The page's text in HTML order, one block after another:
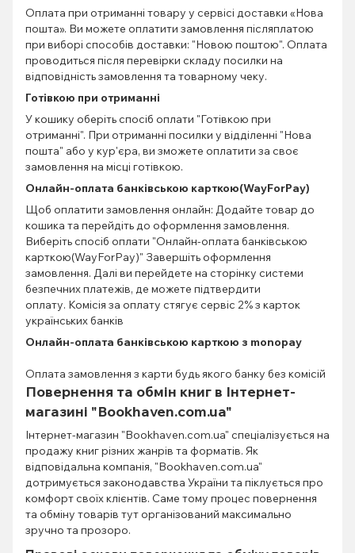
Оплата при отриманні товару у сервісі доставки «Нова
пошта». Ви можете оплатити замовлення післяплатою
при виборі способів доставки: "Новою поштою". Оплата
проводиться після перевірки складу посилки на
відповідність замовлення та товарному чеку.
Готівкою при отриманні
У кошику оберіть спосіб оплати "Готівкою при
отриманні". При отриманні посилки у відділенні "Нова
пошта" або у кур'єра, ви зможете оплатити за своє
замовлення на місці готівкою.
Онлайн-оплата банківською карткою(WayForPay)
Щоб оплатити замовлення онлайн: Додайте товар до
кошика та перейдіть до оформлення замовлення.
Виберіть спосіб оплати "Онлайн-оплата банківською
карткою(WayForPay)" Завершіть оформлення
замовлення. Далі ви перейдете на сторінку системи
безпечних платежів, де можете підтвердити
оплату. Комісія за оплату стягує сервіс 2% з карток
українських банків
Онлайн-оплата банківською карткою з monopay
Оплата замовлення з карти будь якого банку без комісій
Повернення та обмін книг в Інтернет-
магазині "Bookhaven.com.ua"
Інтернет-магазин "Bookhaven.com.ua" спеціалізується на
продажу книг різних жанрів та форматів. Як
відповідальна компанія, "Bookhaven.com.ua"
дотримується законодавства України та піклується про
комфорт своїх клієнтів. Саме тому процес повернення
та обміну товарів тут організований максимально
зручно та прозоро.